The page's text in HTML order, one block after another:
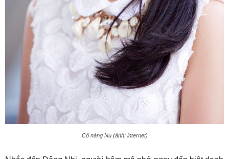
Cô nàng Nu (ảnh: internet)